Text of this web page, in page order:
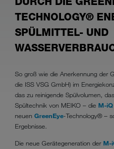
TECHNOLOGY®
SPÜLMITTEL- UND
So groß wie die Anerkennung der
die ISS VSG GmbH) im
das zu reinigende Spülvolumen,
Spültechnik von MEIKO – die M-
neuen GreenEye-Technology® –
Ergebnisse.
Die neue Gerätegeneration der M-